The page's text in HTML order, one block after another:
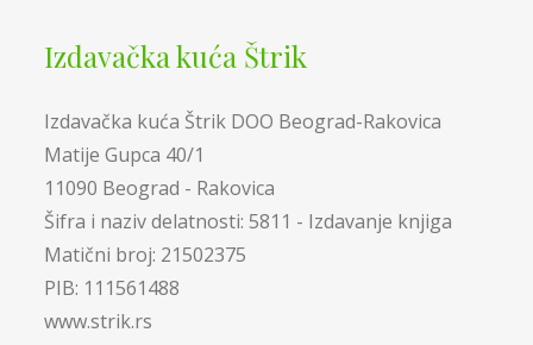
Izdavačka kuća Štrik
Izdavačka kuća Štrik DOO Beograd-Rakovica
Matije Gupca 40/1
11090 Beograd - Rakovica
Šifra i naziv delatnosti: 5811 - Izdavanje knjiga
Matični broj: 21502375
PIB: 111561488
www.strik.rs